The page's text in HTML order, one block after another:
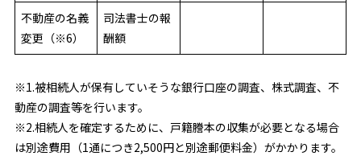
不動産の名義
変更（※6）
司法書士の報
酬額
※1.被相続人が保有していそうな銀行口座の調査、株式調査、不
動産の調査等を行います。
※2.相続人を確定するために、戸籍謄本の収集が必要となる場合
は別途費用（1通につき2,500円と別途郵便料金）がかかります。